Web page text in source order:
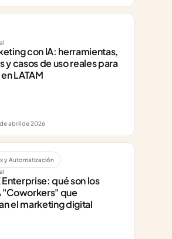
con IA: herramientas,
y casos de uso reales para
LATAM
abril de 2026
y Automatización
qué son los
"Coworkers" que
el marketing digital